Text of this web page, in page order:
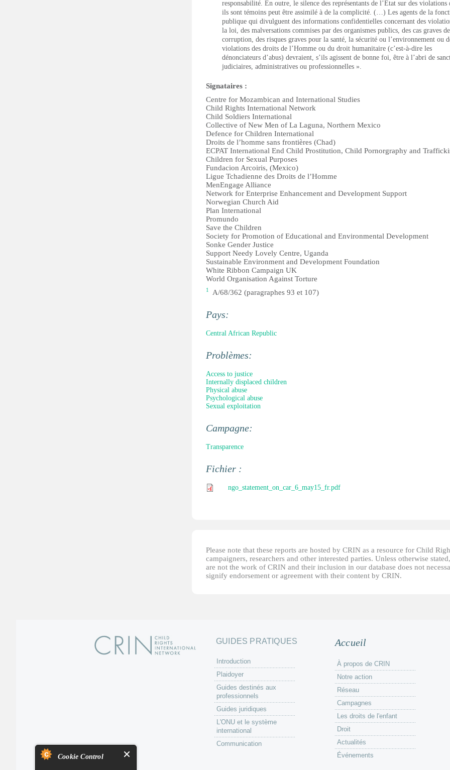
Cookie Control
responsabilité. En outre, le silence des représentants de l’État sur des violations
ils sont témoins peut être assimilé à de la complicité. (…) Les agents de la
publique qui divulguent des informations confidentielles concernant des
la loi, des malversations commises par des organismes publics, des cas graves de
corruption, des risques graves pour la santé, la sécurité ou l’environnement ou
violations des droits de l’Homme ou du droit humanitaire (c’est-à-dire les
dénonciateurs d’abus) devraient, s’ils agissent de bonne foi, être à l’abri de
judiciaires, administratives ou professionnelles ».
Signataires :
Centre for Mozambican and International Studies
Child Rights International Network
Child Soldiers International
Collective of New Men of La Laguna, Northern Mexico
Defence for Children International
Droits de l’homme sans frontières (Chad)
ECPAT International End Child Prostitution, Child Pornorgraphy and
Children for Sexual Purposes
Fundacion Arcoiris, (Mexico)
Ligue Tchadienne des Droits de l’Homme
MenEngage Alliance
Network for Enterprise Enhancement and Development Support
Norwegian Church Aid
Plan International
Promundo
Save the Children
Society for Promotion of Educational and Environmental Development
Sonke Gender Justice
Support Needy Lovely Centre, Uganda
Sustainable Environment and Development Foundation
White Ribbon Campaign UK
World Organisation Against Torture
1 ​ A/68/362 (paragraphes 93 et 107)
Pays:
Central African Republic
Problèmes:
Access to justice
Internally displaced children
Physical abuse
Psychological abuse
Sexual exploitation
Campagne:
Transparence
Fichier :
ngo_statement_on_car_6_may15_fr.pdf
Please note that these reports are hosted by CRIN as a resource for Child
campaigners, researchers and other interested parties. Unless otherwise
are not the work of CRIN and their inclusion in our database does not
signify endorsement or agreement with their content by CRIN.
GUIDES PRATIQUES
Introduction
Plaidoyer
Guides destinés aux
professionnels
Guides juridiques
L'ONU et le système
international
Communication
Accueil
À propos de CRIN
Notre action
Réseau
Campagnes
Les droits de l'enfant
Droit
Actualités
Événements